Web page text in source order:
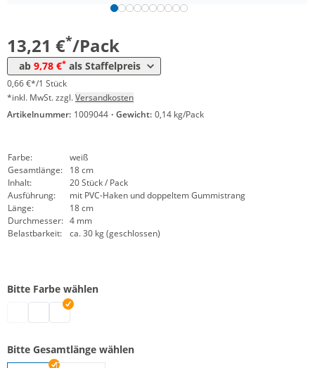
13,21 €*/Pack
ab 9,78 €* als Staffelpreis
ab 25 Pack 10,40 € 0,52 €*/1Stück
0,66 €*/1 Stück
*inkl. MwSt. zzgl.Versandkosten
Artikelnummer: 1009044 · Gewicht: 0,14 kg/Pack
Farbe:
weiß
Gesamtlänge:
18 cm
Inhalt:
20 Stück / Pack
Ausführung:
mit PVC-Haken und doppeltem Gummistrang
Länge:
18 cm
Durchmesser: 4 mm
Belastbarkeit:
ca. 30 kg (geschlossen)
Bitte Farbe wählen
Spannfix | grau
Spannfix | schwarz
Spannfix | weiß
Bitte Gesamtlänge wählen